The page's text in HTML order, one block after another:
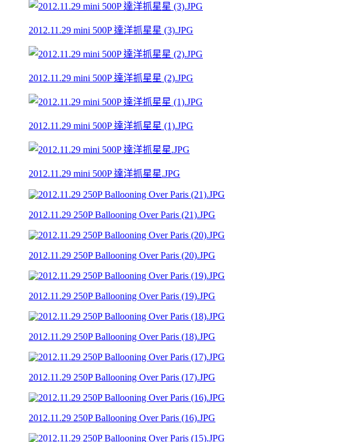
2012.11.29 mini 500P 達洋抓星星 (3).JPG
2012.11.29 mini 500P 達洋抓星星 (2).JPG
2012.11.29 mini 500P 達洋抓星星 (1).JPG
2012.11.29 mini 500P 達洋抓星星.JPG
2012.11.29 250P Ballooning Over Paris (21).JPG
2012.11.29 250P Ballooning Over Paris (20).JPG
2012.11.29 250P Ballooning Over Paris (19).JPG
2012.11.29 250P Ballooning Over Paris (18).JPG
2012.11.29 250P Ballooning Over Paris (17).JPG
2012.11.29 250P Ballooning Over Paris (16).JPG